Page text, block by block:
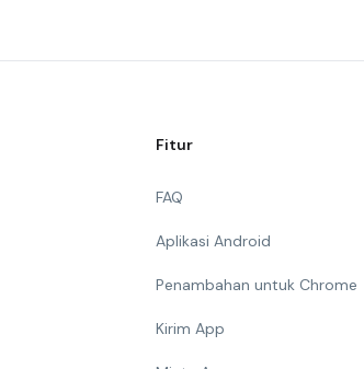
Fitur
FAQ
Aplikasi Android
Penambahan untuk Chrome
Kirim App